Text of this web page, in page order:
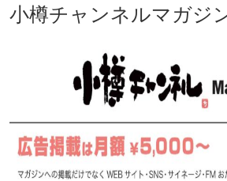
小樽チャンネルマガジ